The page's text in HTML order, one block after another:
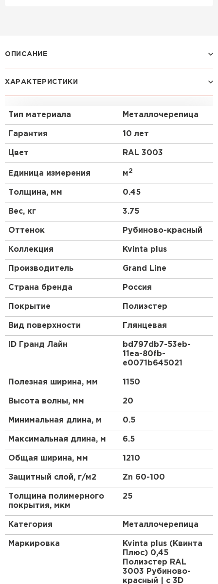
ОПИСАНИЕ
Оригинальный рисунок профиля
домиками.
Преимущества:
Геометрия волны и высота ступеньки 30 мм
повторяют профиль натуральной черепицы.
3D рез, повторяющий геометрию волны.
Менее заметны горизонтальные стыки.
ХАРАКТЕРИСТИКИ
Тип материала Металлочерепица
Гарантия 10 лет
Цвет RAL 3003
Единица измерения м2
Толщина, мм 0.45
Вес, кг 3.75
Оттенок Рубиново-красный
Коллекция Kvinta plus
Производитель Grand Line
Страна бренда Россия
Покрытие Полиэстер
Вид поверхности Глянцевая
ID Гранд Лайн
bd797db7-53eb-
11ea-80fb-
e0071b645021
Полезная ширина, мм 1150
Высота волны, мм 20
Минимальная длина, м 0.5
Максимальная длина, м 6.5
Общая ширина, мм 1210
Защитный слой, г/м2 Zn 60-100
Толщина полимерного
покрытия, мкм
25
Категория Металлочерепица
Маркировка
Kvinta plus (Квинта
Плюс) 0,45
Полиэстер RAL
3003 Рубиново-
красный | c 3D
Штакетник
Рулонная кровля